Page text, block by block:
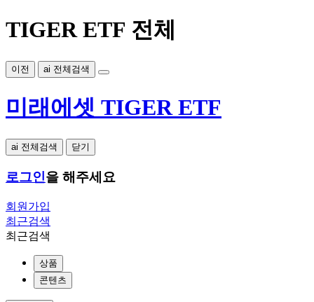
TIGER ETF 전체
이전 ai 전체검색
미래에셋 TIGER ETF
ai 전체검색 닫기
로그인을 해주세요
회원가입
최근검색
최근검색
상품
콘텐츠